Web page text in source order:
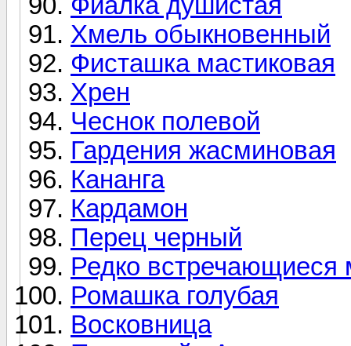
Хмель обыкновенный
Фисташка мастиковая
Хрен
Чеснок полевой
Гардения жасминовая
Кананга
Кардамон
Перец черный
Редко встречающиеся
Ромашка голубая
Восковница